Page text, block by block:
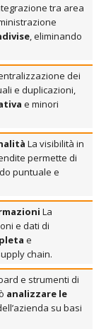
tra area
, eliminando
dei
e duplicazioni,
e minori
La visibilità in
permette di
puntuale e
La
e dati di
e
chain.
e strumenti di
analizzare le
su basi